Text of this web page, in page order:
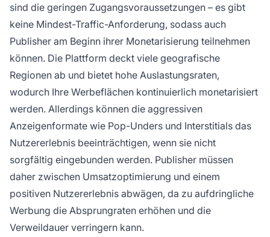
sind die geringen Zugangsvoraussetzungen – es gibt
keine Mindest-Traffic-Anforderung, sodass auch
Publisher am Beginn ihrer Monetarisierung teilnehmen
können. Die Plattform deckt viele geografische
Regionen ab und bietet hohe Auslastungsraten,
wodurch Ihre Werbeflächen kontinuierlich monetarisiert
werden. Allerdings können die aggressiven
Anzeigenformate wie Pop-Unders und Interstitials das
Nutzererlebnis beeinträchtigen, wenn sie nicht
sorgfältig eingebunden werden. Publisher müssen
daher zwischen Umsatzoptimierung und einem
positiven Nutzererlebnis abwägen, da zu aufdringliche
Werbung die Absprungraten erhöhen und die
Verweildauer verringern kann.